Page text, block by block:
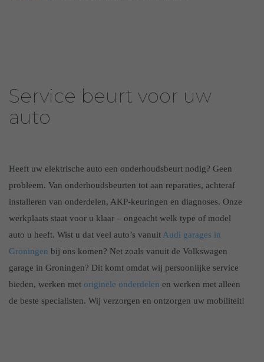
Service beurt voor uw
auto
Heeft uw elektrische auto een onderhoudsbeurt nodig? Geen
probleem. Van onderhoudsbeurten tot aan reparaties, achteraf
installeren van onderdelen, AKP-keuringen en diagnoses. Onze
werkplaats staat voor u klaar – ongeacht welk type of model
auto u heeft. Wist u dat veel auto’s vanuit Audi garages in
Groningen bij ons komen? Net zoals vanuit de Volkswagen
garage in Groningen? Dit komt omdat wij persoonlijke service
bieden, werken met originele onderdelen en werken met alleen
de beste specialisten. Wij verzorgen en ontzorgen uw mobiliteit!